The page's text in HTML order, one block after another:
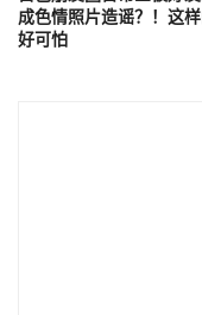
成色情照片造谣？！这
好可怕